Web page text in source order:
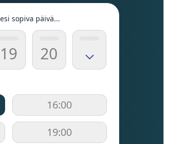
sopiva päivä...
19 20
16:00
19:00